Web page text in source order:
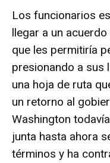
Los funcionarios
llegar a un
que les permitiría
presionando a sus
una hoja de ruta
un retorno al
Washington
junta hasta ahora
términos y ha